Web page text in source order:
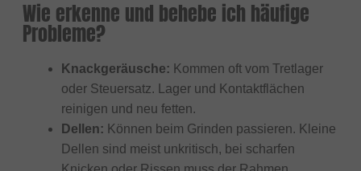
Wie erkenne und behebe ich häufige
Probleme?
Knackgeräusche: Kommen oft vom Tretlager
oder Steuersatz. Lager und Kontaktflächen
reinigen und neu fetten.
Dellen: Können beim Grinden passieren. Kleine
Dellen sind meist unkritisch, bei scharfen